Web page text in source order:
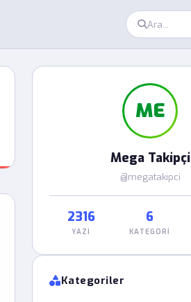
ME
Mega Takipçi
@megatakipci
2316
YAZI
6
KATEGORI
Kategoriler